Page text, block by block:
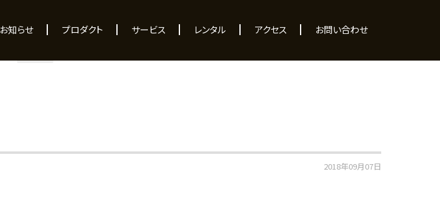
お知らせ プロダクト サービス レンタル アクセス お問い合わせ
NEWS
2018年09月07日